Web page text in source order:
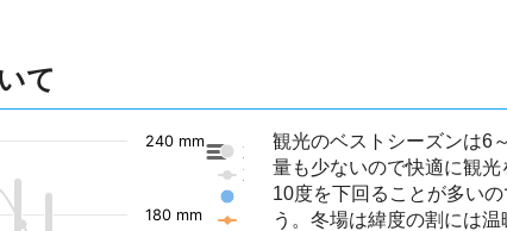
て
東京の降水量
東京の気温
アバディーンの降水量
アバディーンの気温
180 mm
240 mm
観光のベストシーズンは6
量も少ないので快適に観
10度を下回ることが多い
う。冬場は緯度の割には